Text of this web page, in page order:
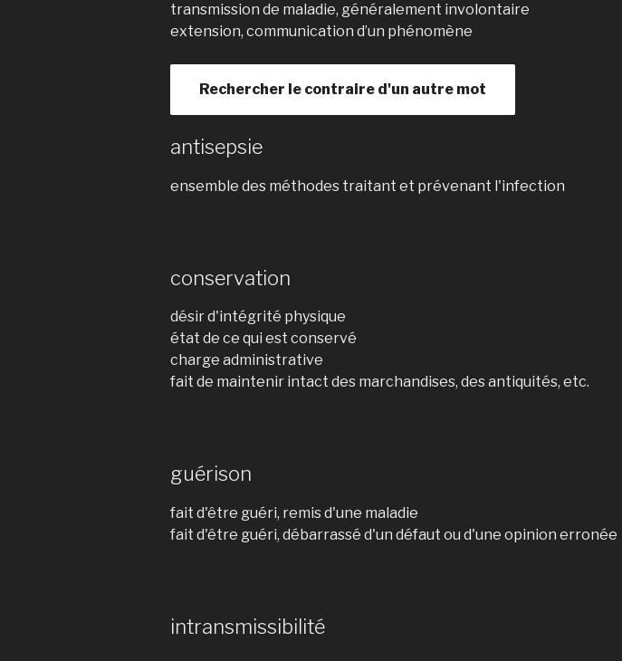
transmission de maladie, généralement involontaire
extension, communication d’un phénomène
Rechercher le contraire d'un autre mot
antisepsie
ensemble des méthodes traitant et prévenant l'infection
conservation
désir d'intégrité physique
état de ce qui est conservé
charge administrative
fait de maintenir intact des marchandises, des antiquités, etc.
guérison
fait d'être guéri, remis d'une maladie
fait d'être guéri, débarrassé d'un défaut ou d'une opinion erronée
intransmissibilité